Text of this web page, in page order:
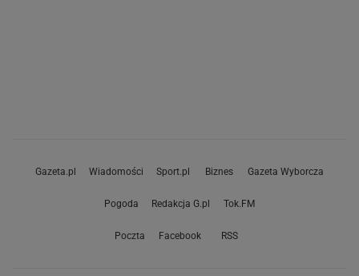
Gazeta.pl Wiadomości Sport.pl Biznes Gazeta Wyborcza
Pogoda Redakcja G.pl Tok.FM
Poczta Facebook RSS